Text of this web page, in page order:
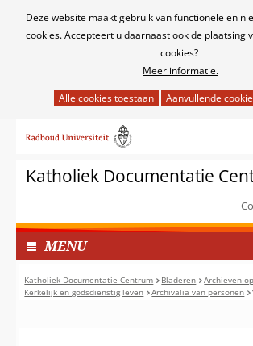
Cookies
Deze website maakt gebruik van functionele en
cookies. Accepteert u daarnaast ook de plaatsing
cookies?
Meer informatie.
het
van
cookies
deze
website
worden
toegestaan
of
naar
inhoudKatholiek Documentatie
MENUI
N
G
E
Katholiek Documentatie Centrum Bladeren
Archieven
Kerkelijk en godsdienstig leven
Archivalia van personen